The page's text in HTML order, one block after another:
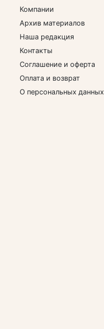
Компании
Архив материалов
Наша редакция
Контакты
Соглашение и оферта
Оплата и возврат
О персональных данных